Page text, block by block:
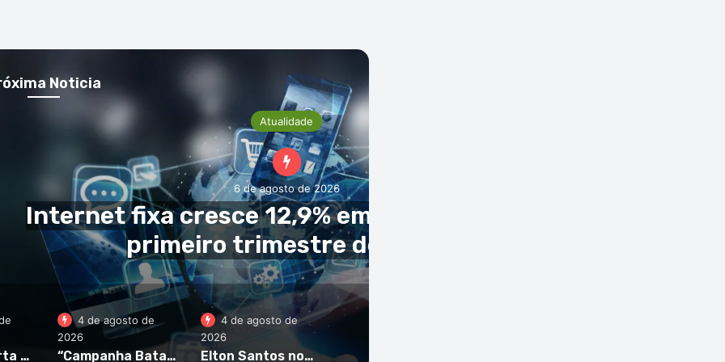
Noticia
INECV descarta acusações de alegada manipulção e reafirma independência e rigor das estatísticas oficiais
4 de agosto de
2026
“Campanha Bata Branca” regressa para levar cuidados médicos especializados às ilhas com menos recursos
4 de agosto de
2026
Elton Santos nomeado diretor nacional-adjunto da Polícia Judiciária